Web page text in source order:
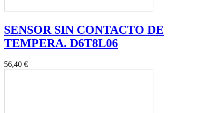
SENSOR SIN CONTACTO DE
TEMPERA. D6T8L06
56,40 €